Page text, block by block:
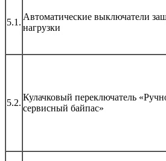
5.1.
Автоматические выключатели
нагрузки
5.2.
Кулачковый переключатель
сервисный байпас»